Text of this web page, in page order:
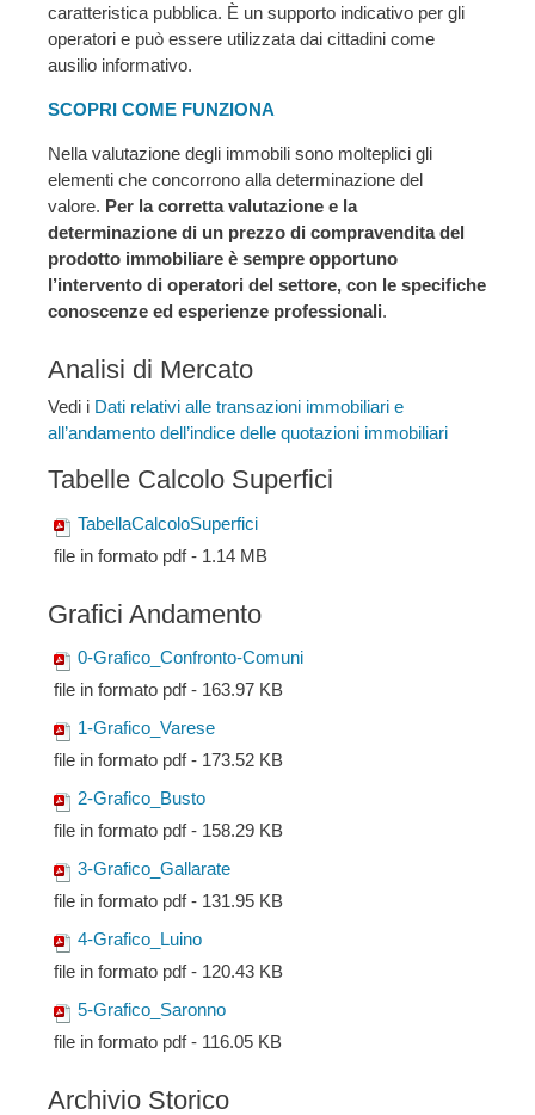
caratteristica pubblica. È un supporto indicativo per gli
operatori e può essere utilizzata dai cittadini come
ausilio informativo.
SCOPRI COME FUNZIONA
Nella valutazione degli immobili sono molteplici gli
elementi che concorrono alla determinazione del
valore. Per la corretta valutazione e la
determinazione di un prezzo di compravendita del
prodotto immobiliare è sempre opportuno
l’intervento di operatori del settore, con le specifiche
conoscenze ed esperienze professionali.
Analisi di Mercato
Vedi i Dati relativi alle transazioni immobiliari e
all’andamento dell’indice delle quotazioni immobiliari
Tabelle Calcolo Superfici
TabellaCalcoloSuperfici
file in formato pdf - 1.14 MB
Grafici Andamento
0-Grafico_Confronto-Comuni
file in formato pdf - 163.97 KB
1-Grafico_Varese
file in formato pdf - 173.52 KB
2-Grafico_Busto
file in formato pdf - 158.29 KB
3-Grafico_Gallarate
file in formato pdf - 131.95 KB
4-Grafico_Luino
file in formato pdf - 120.43 KB
5-Grafico_Saronno
file in formato pdf - 116.05 KB
Archivio Storico